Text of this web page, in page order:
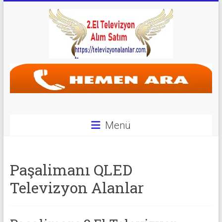
Televizyon
Alanlar
Alanlar
|
Menü
Paşalimanı QLED
Televizyon Alanlar